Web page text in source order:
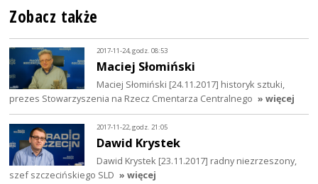
Zobacz także
2017-11-24, godz. 08:53
Maciej Słomiński
Maciej Słomiński [24.11.2017] historyk sztuki,
prezes Stowarzyszenia na Rzecz Cmentarza Centralnego » więcej
2017-11-22, godz. 21:05
Dawid Krystek
Dawid Krystek [23.11.2017] radny niezrzeszony,
szef szczecińskiego SLD » więcej